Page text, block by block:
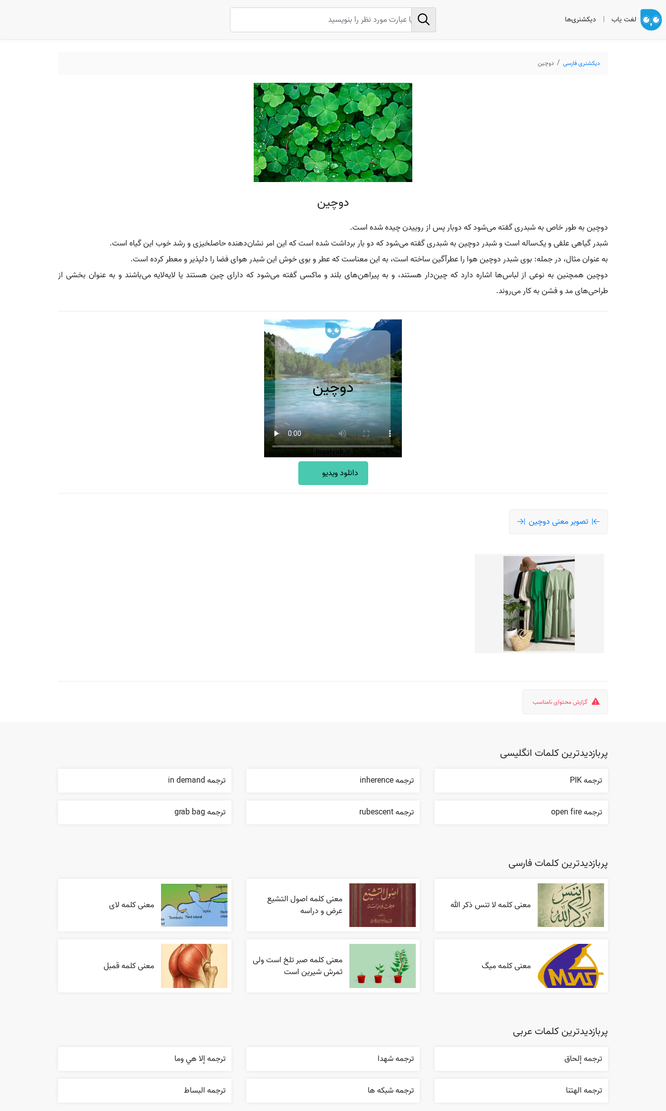
لغت یاب | دیکشنری‌ها
دیکشنری فارسی دوچین
دوچین
دوچین به طور خاص به شبدری گفته می‌شود که دوبار پس از روییدن چیده شده است.
شبدر گیاهی علفی و یک‌ساله است و شبدر دوچین به شبدری گفته می‌شود که دو بار برداشت شده است که این امر نشان‌دهنده حاصلخیزی و رشد خوب این گیاه است.
به عنوان مثال، در جمله‌: بوی شبدر دوچین هوا را عطرآگین ساخته است، به این معناست که عطر و بوی خوش این شبدر هوای فضا را دلپذیر و معطر کرده است.
دوچین همچنین به نوعی از لباس‌ها اشاره دارد که چین‌دار هستند، و به پیراهن‌های بلند و ماکسی گفته می‌شود که دارای چین‌ هستند یا لایه‌لایه می‌باشند و به عنوان بخشی از
طراحی‌های مد و فشن به کار می‌روند.
دانلود ویدیو
تصویر معنی دوچین
گزارش محتوای نامناسب
پربازدیدترین کلمات انگلیسی
ترجمه PIK ترجمه inherence ترجمه in demand
ترجمه open fire ترجمه rubescent ترجمه grab bag
پربازدیدترین کلمات فارسی
معنی کلمه لا تنس ذکر الله
معنی کلمه اصول التشیع
عرض و دراسه
معنی کلمه لای
معنی کلمه میگ
معنی کلمه صبر تلخ است ولی
ثمرش شیرین است
معنی کلمه قمبل
پربازدیدترین کلمات عربی
ترجمه إلحاق ترجمه شهدا ترجمه إلا هي وما
ترجمه الهتنا ترجمه شبکه ها ترجمه البساط